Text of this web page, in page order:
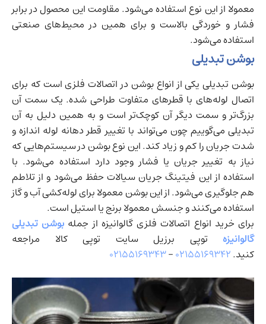
معمولا از این نوع استفاده می‌شود. مقاومت این محصول در برابر
فشار و خوردگی بالاست و برای همین در محیط‌های صنعتی
استفاده می‌شود.
بوشن تبدیلی
بوشن تبدیلی یکی از انواع بوشن در اتصالات فلزی است که برای
اتصال لوله‌های با قطرهای متفاوت طراحی شده. یک سمت آن
بزرگ‌تر و سمت دیگر آن کوچک‌تر است و به همین دلیل به آن
تبدیلی می‌گوییم چون می‌تواند با تغییر قطر دهانه لوله اندازه و
شدت جریان را کم و زیاد کند. این نوع بوشن در سیستم‌هایی که
نیاز به تغییر جریان یا فشار وجود دارد استفاده می‌شود. با
استفاده از این فیتینگ جریان سیالات حفظ می‌شود و از تلاطم
هم جلوگیری می‌شود. از این بوشن معمولا برای لوله‌کشی آب و گاز
استفاده می‌کنند و جنسش معمولا برنج یا استیل است.
برای خرید انواع اتصالات فلزی گالوانیزه از جمله بوشن تبدیلی
گالوانیزه
توپی برزیل سایت توپی کالا مراجعه
کنید.۰۲۱۵۵۱۶۹۳۴۲–۰۲۱۵۵۱۶۹۳۴۳